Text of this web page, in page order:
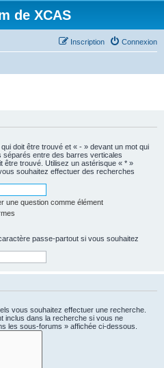
de XCAS
Connexion
Inscription
doit être trouvé et « - » devant un mot qui
séparés entre des barres verticales
être trouvé. Utilisez un astérisque « * »
souhaitez effectuer des recherches
une question comme élément
passe-partout si vous souhaitez
vous souhaitez effectuer une recherche.
inclus dans la recherche si vous ne
les sous-forums » affichée ci-dessous.